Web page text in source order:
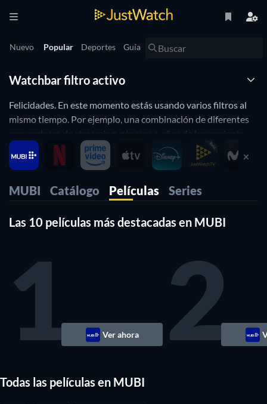
Nuevo Popular Deportes Guía
Watchbar filtro activo
Felicidades. En este momento estás usando varios filtros al
mismo tiempo. Por ejemplo, una combinación de diferentes
proveedores de streaming, géneros o años de lanzamiento.
Con un clic en el botón de reinicio verás fácilmente todos los
contenidos. Watchbar de JustWatch guarda
la vista Popular (donde te encuentra ahora mismo). También
funciona de forma individual para la nueva línea de tiempo y
la búsqueda de los resultados.
favoritos de streaming, años de lanzamiento o géneros.
MUBI Catálogo Películas Series
Las 10 películas más destacadas en MUBI
1 Ver ahora 2
Todas las películas en MUBI